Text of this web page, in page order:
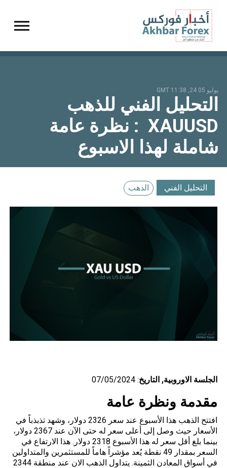
يوليو 05 24, 11:38 GMT
التحليل الفني للذهب
XAUUSD : نظرة عامة
شاملة لهذا الاسبوع
التحليل الفني الذهب
الجلسة الاوروبية, التاريخ: 07/05/2024
مقدمة ونظرة عامة
افتتح الذهب
هذا الأسبوع عند سعر 2326 دولار، وشهد تذبذباً في
الأسعار حيث وصل إلى أعلى سعر له حتى الآن عند 2367 دولار،
بينما بلغ أقل سعر له هذا الأسبوع 2318 دولار. هذا الارتفاع في
السعر بمقدار 49 نقطة يُعد مؤشراً هاماً للمستثمرين والمتداولين
في أسواق المعادن الثمينة. يتداول الذهب الان عند منطقة 2344